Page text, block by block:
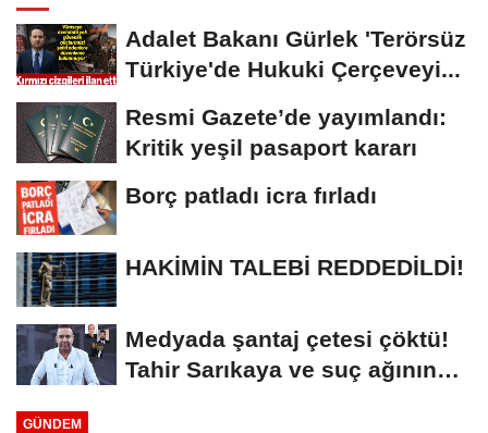
Adalet Bakanı Gürlek 'Terörsüz
Türkiye'de Hukuki Çerçeveyi...
Resmi Gazete’de yayımlandı:
Kritik yeşil pasaport kararı
Borç patladı icra fırladı
HAKİMİN TALEBİ REDDEDİLDİ!
Medyada şantaj çetesi çöktü!
Tahir Sarıkaya ve suç ağının
GÜNDEM